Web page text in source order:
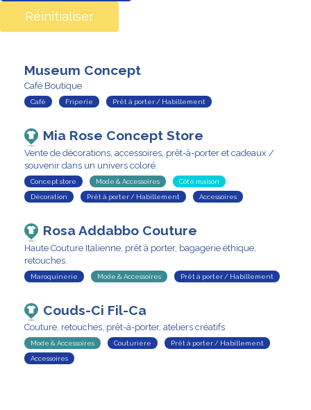
Réinitialiser
Museum Concept
Café Boutique
Café Friperie Prêt à porter / Habillement
Mia Rose Concept Store
Vente de décorations, accessoires, prêt-à-porter et cadeaux /
souvenir dans un univers coloré.
Concept store Mode & Accessoires
Côté maison
Décoration
Prêt à porter / Habillement Accessoires
Rosa Addabbo Couture
Haute Couture Italienne, prêt à porter, bagagerie éthique,
retouches.
Maroquinerie Mode & Accessoires Prêt à porter / Habillement
Couds-Ci Fil-Ca
Couture, retouches, prêt-à-porter, ateliers créatifs
Mode & Accessoires Couturière
Prêt à porter / Habillement
Accessoires